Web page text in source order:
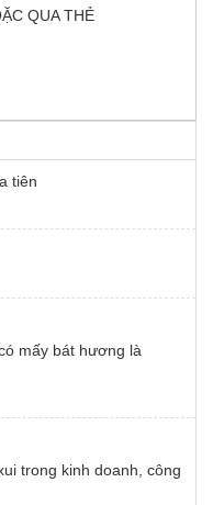
QUA THẺ
tiên
mấy bát hương là
trong kinh doanh, công